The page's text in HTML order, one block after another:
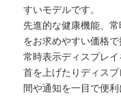
すいモデルです。
先進的な健康機能、
をお求めやすい価格で
常時表示ディスプレ
首を上げたりディス
間や通知を一目で便利